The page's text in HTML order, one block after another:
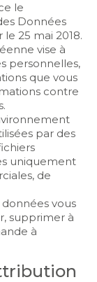
le
Données
25 mai 2018.
vise à
personnelles,
que vous
contre
par des
uniquement
de
données vous
supprimer à
à